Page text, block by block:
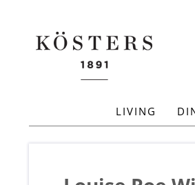
LIVING